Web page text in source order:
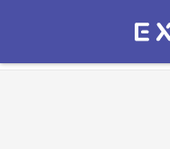
Экзамер —